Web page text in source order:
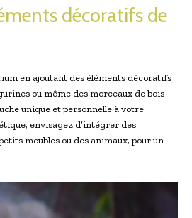
décoratifs de
en ajoutant des éléments décoratifs
ou même des morceaux de bois
unique et personnelle à votre
envisagez d’intégrer des
meubles ou des animaux, pour un